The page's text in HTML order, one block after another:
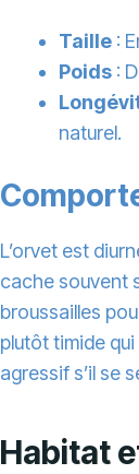
Taille :
Poids :
naturel.
L’orvet est
cache souvent
broussailles
plutôt timide
agressif s’il se
Habitat